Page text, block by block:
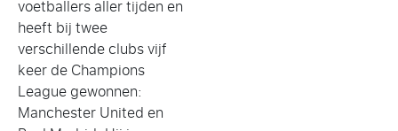
voetballers aller tijden en
heeft bij twee
verschillende clubs vijf
keer de Champions
League gewonnen:
Manchester United en